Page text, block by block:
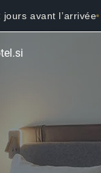
avant l’arrivée